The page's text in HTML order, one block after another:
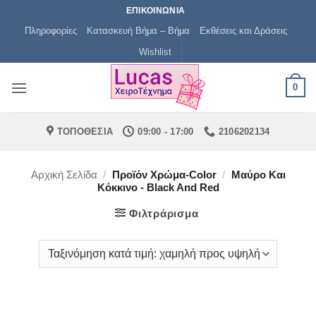
ΕΠΙΚΟΙΝΩΝΙΑ
Πληροφορίες Κατασκευή Βήμα – Βήμα
Εκθέσεις και Δράσεις
Wishlist
0
ΤΟΠΟΘΕΣΙΑ 09:00 - 17:00 2106202134
Αρχική Σελίδα / Προϊόν Χρώμα-Color / Μαύρο Και
Κόκκινο - Black And Red
Φιλτράρισμα